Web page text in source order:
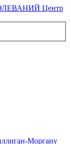
Центр
Моргану